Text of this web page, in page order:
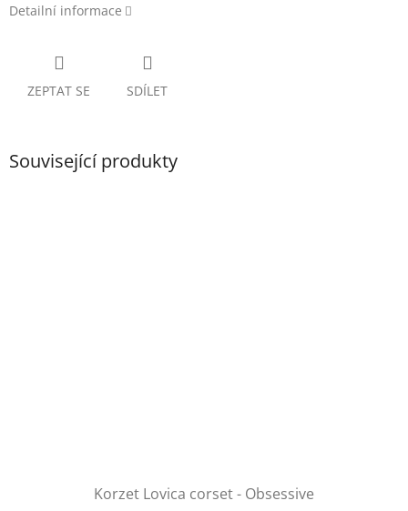
Detailní informace
ZEPTAT SE SDÍLET
Související produkty
Korzet Lovica corset - Obsessive